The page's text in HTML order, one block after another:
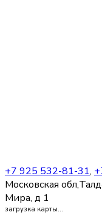
+7 925 532-81-31,
Московская
Мира, д 1
загрузка карты...